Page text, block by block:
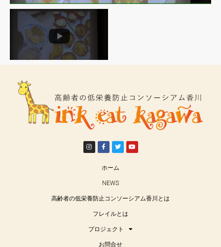
zoom.us/webinar/register/WN_siSkRW8aSsOoV0B
...See More
Photo
View on Facebook · Share
3 years ago
児童館のない街に『 #みんなの居場所』を作りたい。
クラウドファンディング
香川県仲多度郡（琴平町､多度津町､まんのう町）
館がひとつも無いので、子育て世帯や地域の方々が
安心して利用できるよう創造力と楽しさが溢れる場
所を作ります。
camp-fire.jp/projects/view/693030
ホーム
NEWS
高齢者の低栄養防止コンソーシアム香川とは
フレイルとは
プロジェクト
お問合せ